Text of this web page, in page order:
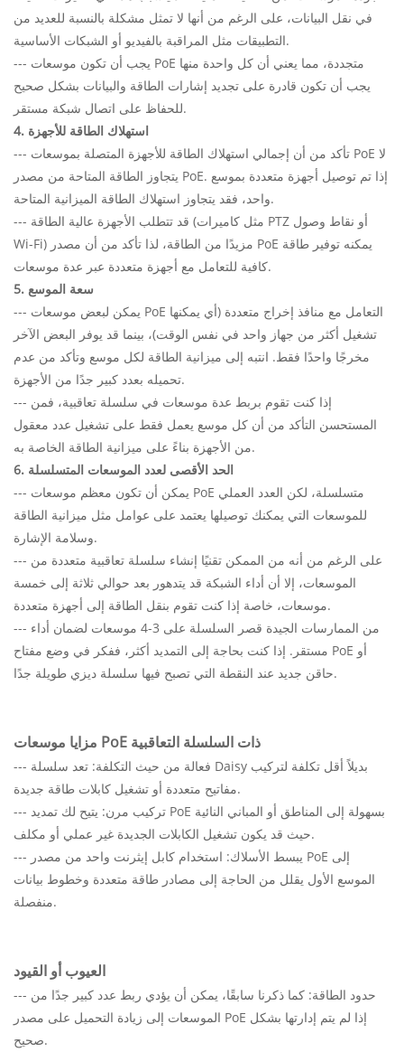
في نقل البيانات، على الرغم من أنها لا تمثل مشكلة بالنسبة للعديد من
التطبيقات مثل المراقبة بالفيديو أو الشبكات الأساسية.
--- يجب أن تكون موسعات PoE متجددة، مما يعني أن كل واحدة منها
يجب أن تكون قادرة على تجديد إشارات الطاقة والبيانات بشكل صحيح
للحفاظ على اتصال شبكة مستقر.
4. استهلاك الطاقة للأجهزة
--- تأكد من أن إجمالي استهلاك الطاقة للأجهزة المتصلة بموسعات PoE لا
يتجاوز الطاقة المتاحة من مصدر PoE. إذا تم توصيل أجهزة متعددة بموسع
واحد، فقد يتجاوز استهلاك الطاقة الميزانية المتاحة.
--- قد تتطلب الأجهزة عالية الطاقة (مثل كاميرات PTZ أو نقاط وصول
Wi-Fi) مزيدًا من الطاقة، لذا تأكد من أن مصدر PoE يمكنه توفير طاقة
كافية للتعامل مع أجهزة متعددة عبر عدة موسعات.
5. سعة الموسع
--- يمكن لبعض موسعات PoE التعامل مع منافذ إخراج متعددة (أي يمكنها
تشغيل أكثر من جهاز واحد في نفس الوقت)، بينما قد يوفر البعض الآخر
مخرجًا واحدًا فقط. انتبه إلى ميزانية الطاقة لكل موسع وتأكد من عدم
تحميله بعدد كبير جدًا من الأجهزة.
--- إذا كنت تقوم بربط عدة موسعات في سلسلة تعاقبية، فمن
المستحسن التأكد من أن كل موسع يعمل فقط على تشغيل عدد معقول
من الأجهزة بناءً على ميزانية الطاقة الخاصة به.
6. الحد الأقصى لعدد الموسعات المتسلسلة
--- يمكن أن تكون معظم موسعات PoE متسلسلة، لكن العدد العملي
للموسعات التي يمكنك توصيلها يعتمد على عوامل مثل ميزانية الطاقة
وسلامة الإشارة.
--- على الرغم من أنه من الممكن تقنيًا إنشاء سلسلة تعاقبية متعددة من
الموسعات، إلا أن أداء الشبكة قد يتدهور بعد حوالي ثلاثة إلى خمسة
موسعات، خاصة إذا كنت تقوم بنقل الطاقة إلى أجهزة متعددة.
--- من الممارسات الجيدة قصر السلسلة على 3-4 موسعات لضمان أداء
مستقر. إذا كنت بحاجة إلى التمديد أكثر، ففكر في وضع مفتاح PoE أو
حاقن جديد عند النقطة التي تصبح فيها سلسلة ديزي طويلة جدًا.
مزايا موسعات PoE ذات السلسلة التعاقبية
--- فعالة من حيث التكلفة: تعد سلسلة Daisy بديلاً أقل تكلفة لتركيب
مفاتيح متعددة أو تشغيل كابلات طاقة جديدة.
--- تركيب مرن: يتيح لك تمديد PoE بسهولة إلى المناطق أو المباني النائية
حيث قد يكون تشغيل الكابلات الجديدة غير عملي أو مكلف.
--- يبسط الأسلاك: استخدام كابل إيثرنت واحد من مصدر PoE إلى
الموسع الأول يقلل من الحاجة إلى مصادر طاقة متعددة وخطوط بيانات
منفصلة.
العيوب أو القيود
--- حدود الطاقة: كما ذكرنا سابقًا، يمكن أن يؤدي ربط عدد كبير جدًا من
الموسعات إلى زيادة التحميل على مصدر PoE إذا لم يتم إدارتها بشكل
صحيح.